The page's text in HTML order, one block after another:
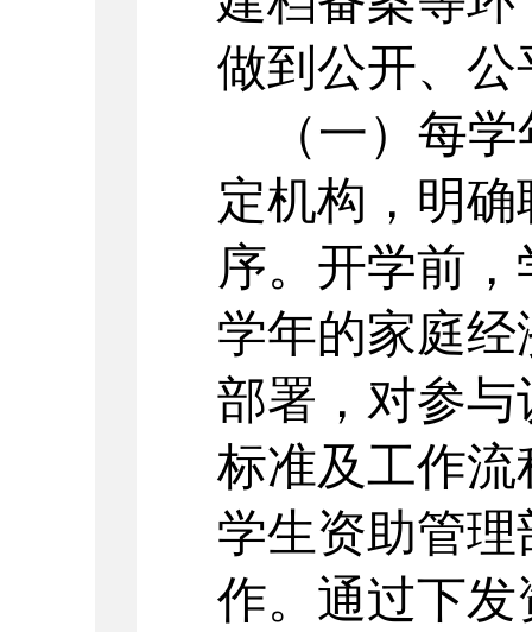
做到公开、
（一）每
定机构，明
序。开学前
学年的家庭
部署，对参
标准及工作
学生资助管
作。通过下